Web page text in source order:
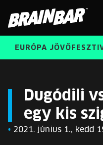
Bar
RÓLUNK
EURÓPA
INGYENES DIÁK- ÉS
JEGYEK
Dugódili
egy kis
• 2021. június 1., kedd